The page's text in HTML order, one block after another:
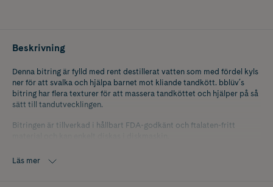
Beskrivning
Denna bitring är fylld med rent destillerat vatten som med fördel kyls
ner för att svalka och hjälpa barnet mot kliande tandkött. bblüv´s
bitring har flera texturer för att massera tandköttet och hjälper på så
sätt till tandutvecklingen.
Bitringen är tillverkad i hållbart FDA-godkänt och ftalaten-fritt
Bitringen är greppvänlig med pedagogiska, roliga ljusa färger, flera
Läs mer